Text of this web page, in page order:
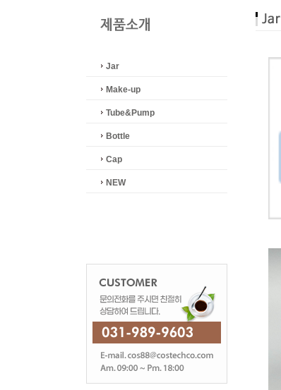
Jar
Make-up
Tube&Pump
Bottle
Cap
NEW